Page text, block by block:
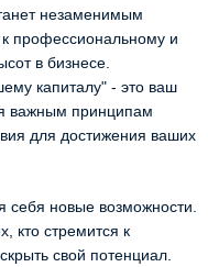
незаменимым
профессиональному и
в бизнесе.
капиталу" - это ваш
важным принципам
для достижения ваших
себя новые возможности.
кто стремится к
свой потенциал.